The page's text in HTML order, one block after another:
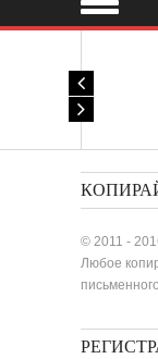
© 2011 -
Любое